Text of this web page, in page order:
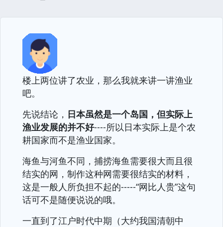
楼上两位讲了农业，那么我就来讲一讲渔业
吧。
先说结论， 日本虽然是一个岛国，但实际上
渔业发展的并不好----所以日本实际上是个农
耕国家而不是渔业国家。
海鱼与河鱼不同，捕捞海鱼需要很大而且很
结实的网，制作这种网需要很结实的材料，
这是一般人所负担不起的-----“网比人贵”这句
话可不是随便说说的哦。
一直到了江户时代中期（大约我国清朝中